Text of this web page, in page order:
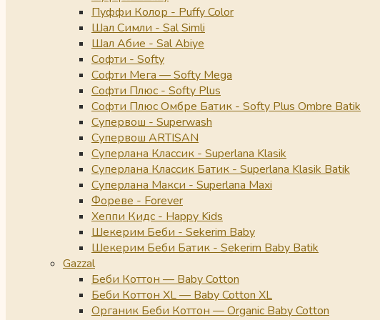
Пуффи Колор - Puffy Color
Шал Симли - Sal Simli
Шал Абие - Sal Abiye
Софти - Softy
Софти Мега — Softy Mega
Софти Плюс - Softy Plus
Софти Плюс Омбре Батик - Softy Plus Ombre Batik
Супервош - Superwash
Супервош ARTISAN
Суперлана Классик - Superlana Klasik
Суперлана Классик Батик - Superlana Klasik Batik
Суперлана Макси - Superlana Maxi
Фореве - Forever
Хеппи Кидс - Happy Kids
Шекерим Беби - Sekerim Baby
Шекерим Беби Батик - Sekerim Baby Batik
Gazzal
Беби Коттон — Baby Cotton
Беби Коттон XL — Baby Cotton XL
Органик Беби Коттон — Organic Baby Cotton